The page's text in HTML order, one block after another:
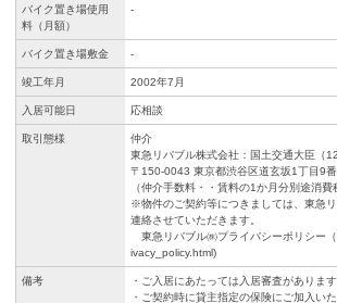
バイク置き場使用
料（月額）
-
バイク置き場敷金 -
竣工年月 2002年7月
入居可能日 応相談
取引態様
仲介
東急リバブル株式会社：国土交通大臣（
〒150-0043 東京都渋谷区道玄坂1丁目9
（仲介手数料・・賃料の1か月分別途消費
※物件のご契約等につきましては、東急
連絡させていただきます。
東急リバブル㈱プライバシーポリシー
ivacy_policy.html)
備考
・ご入居にあたっては入居審査があります
・ご契約時に貸主指定の保険にご加入いた